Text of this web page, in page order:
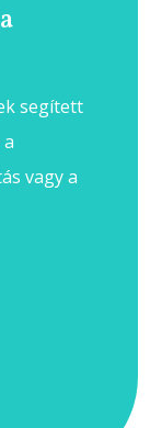
segített
vagy a